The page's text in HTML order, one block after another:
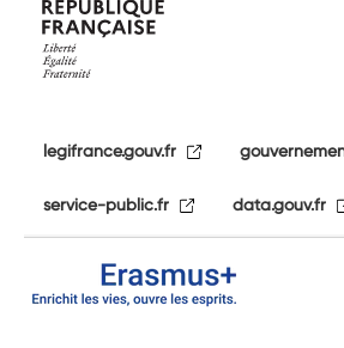
legifrance.gouv.fr
service-public.fr data.gouv.fr